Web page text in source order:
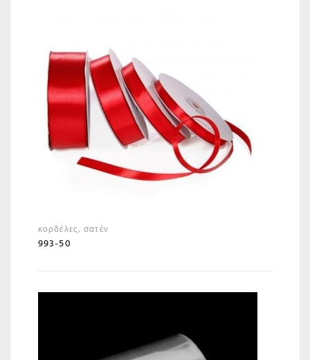
κορδέλες,σατέν
993-50